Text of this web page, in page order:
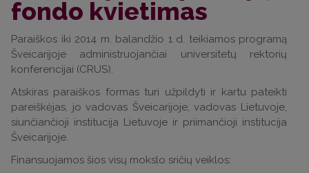
fondo kvietimas
Paraiškos iki 2014 m. balandžio 1 d. teikiamos programą
Šveicarijoje administruojančiai universitetų rektorių
konferencijai (CRUS).
Atskiras paraiškos formas turi užpildyti ir kartu pateikti
pareiškėjas, jo vadovas Šveicarijoje, vadovas Lietuvoje,
siunčiančioji institucija Lietuvoje ir priimančioji institucija
Šveicarijoje.
Finansuojamos šios visų mokslo sričių veiklos: